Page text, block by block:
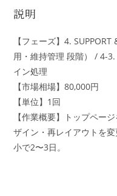
説明
【フェーズ】4.
用・維持管理 段階​） / 4-
イン処理
【市場相場】80,000円
【単位】1回
【作業概要】トップペー
ザイン・再レイアウトを
小で2〜3日。